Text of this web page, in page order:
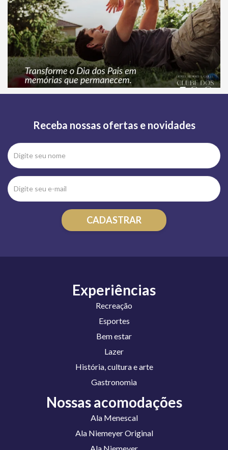
Receba nossas ofertas e novidades
Experiências
Recreação
Esportes
Bem estar
Lazer
História, cultura e arte
Gastronomia
Nossas acomodações
Ala Menescal
Ala Niemeyer Original